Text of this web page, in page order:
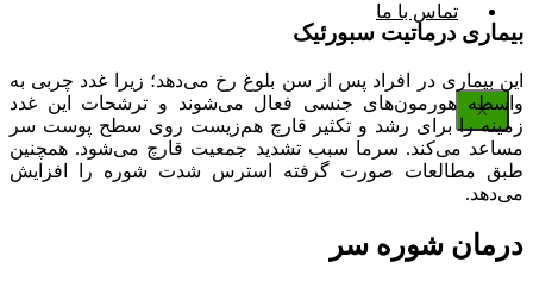
تماس با ما
X
بیماری درماتیت سبورئیک
این بیماری در افراد پس از سن بلوغ رخ می‌دهد؛ زیرا غدد چربی به
واسطه هورمون‌های جنسی فعال می‌شوند و ترشحات این غدد
زمینه را برای رشد و تکثیر قارچ هم‌زیست روی سطح پوست سر
مساعد می‌کند. سرما سبب تشدید جمعیت قارچ می‌شود. همچنین
طبق مطالعات صورت گرفته استرس شدت شوره را افزایش
می‌دهد.
درمان شوره سر